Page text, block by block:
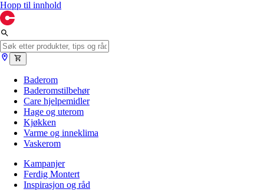
Hopp til innhold
Baderom
Baderomstilbehør
Care hjelpemidler
Hage og uterom
Kjøkken
Varme og inneklima
Vaskerom
Kampanjer
Ferdig Montert
Inspirasjon og råd